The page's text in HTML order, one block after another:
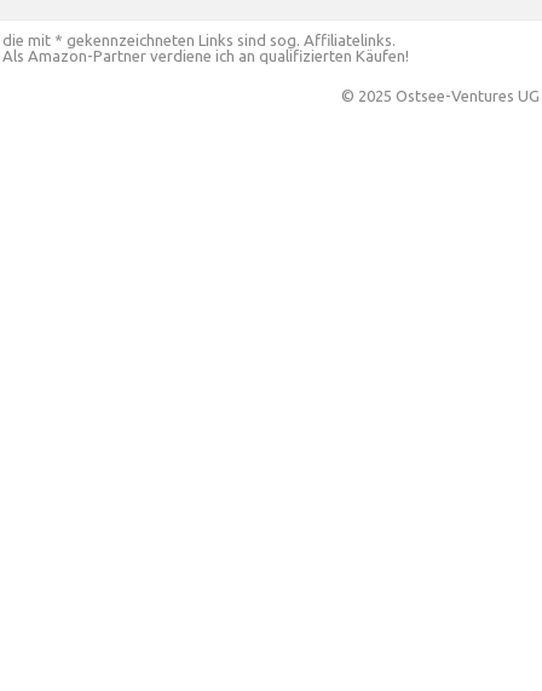
die mit * gekennzeichneten Links sind sog. Affiliatelinks.
Als Amazon-Partner verdiene ich an qualifizierten Käufen!
© 2025 Ostsee-Ventures UG